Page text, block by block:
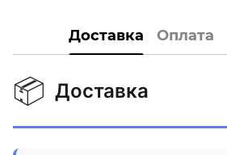
Доставка Оплата
📦 Доставка